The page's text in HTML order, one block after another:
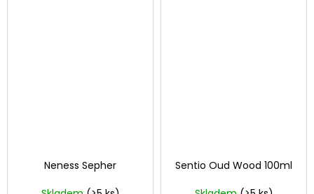
Neness Sepher
Sentio Oud Wood 100ml